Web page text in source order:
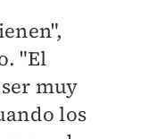
"El
muy
los